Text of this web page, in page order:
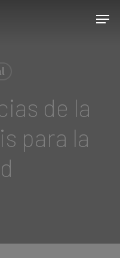
Menu
de la
para la